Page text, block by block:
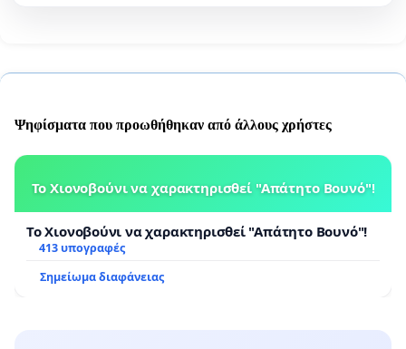
Ψηφίσματα που προωθήθηκαν από άλλους χρήστες
Το Χιονοβούνι να χαρακτηρισθεί "Απάτητο Βουνό"!
Το Χιονοβούνι να χαρακτηρισθεί "Απάτητο Βουνό"!
413 υπογραφές
Σημείωμα διαφάνειας